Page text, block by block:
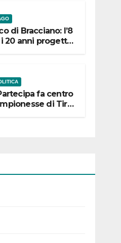
di Bracciano: l’8
20 anni progetto
fa centro
di Tiro